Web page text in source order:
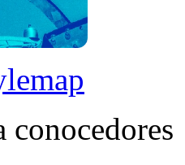
conocedores